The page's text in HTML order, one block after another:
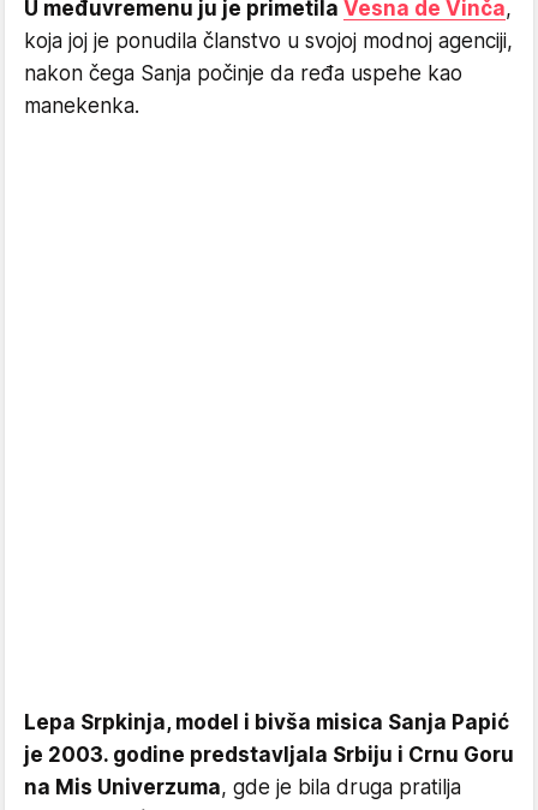
U međuvremenu ju je primetila Vesna de Vinča,
koja joj je ponudila članstvo u svojoj modnoj agenciji,
nakon čega Sanja počinje da ređa uspehe kao
manekenka.
Lepa Srpkinja, model i bivša misica Sanja Papić
je 2003. godine predstavljala Srbiju i Crnu Goru
na Mis Univerzuma, gde je bila druga pratilja